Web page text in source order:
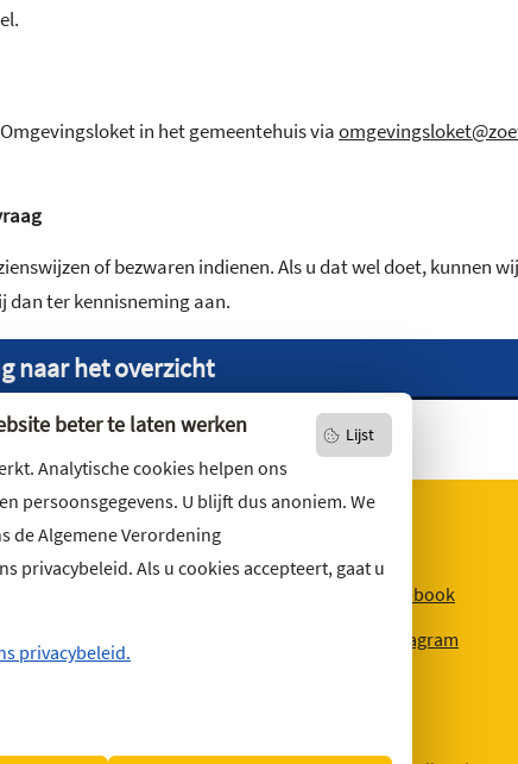
Lijst
beter te laten werken
Analytische cookies helpen ons
persoonsgegevens. U blijft dus anoniem. We
de Algemene Verordening
privacybeleid. Als u cookies accepteert, gaat u
privacybeleid.
in het gemeentehuis via
of bezwaren indienen. Als u dat wel doet, kunnen
dan ter kennisneming aan.
naar het overzicht
u niets missen?
ons ook op social media.
Facebook
Instagram